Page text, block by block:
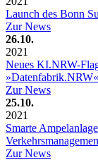
Launch des Bonn
Zur News
26.10.
2021
Neues KI.NRW-
Zur News
25.10.
2021
Smarte
Zur News